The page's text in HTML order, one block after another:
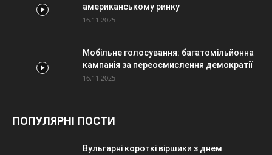
американському ринку
16.11.2025
Мобільне голосування: багатомільйонна
кампанія за переосмислення демократії
16.11.2025
ПОПУЛЯРНІ ПОСТИ
Вульгарні короткі віршики з днем